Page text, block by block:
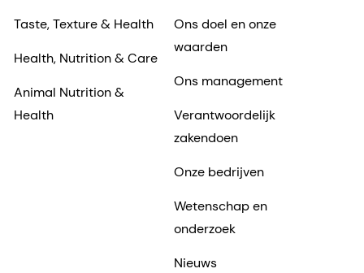
Taste, Texture & Health
Health, Nutrition & Care
Animal Nutrition &
Health
Ons doel en onze
waarden
Ons management
Verantwoordelijk
zakendoen
Onze bedrijven
Wetenschap en
onderzoek
Nieuws